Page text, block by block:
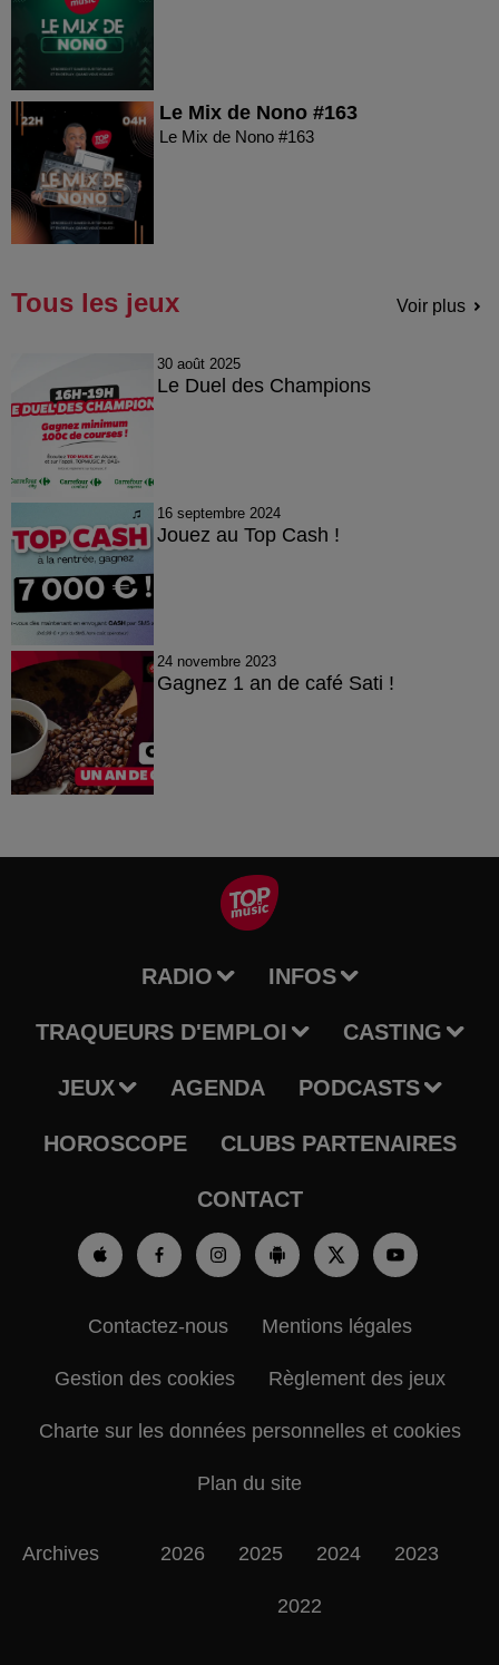
Le Mix de Nono #163
Le Mix de Nono #163
Tous les jeux Voir plus
30 août 2025
Le Duel des Champions
16 septembre 2024
Jouez au Top Cash !
24 novembre 2023
Gagnez 1 an de café Sati !
RADIO INFOS
TRAQUEURS D'EMPLOI CASTING
JEUX AGENDA PODCASTS
HOROSCOPE CLUBS PARTENAIRES
CONTACT
Contactez-nous Mentions légales
Gestion des cookies Règlement des jeux
Charte sur les données personnelles et cookies
Plan du site
Archives 2026 2025 2024 2023
2022